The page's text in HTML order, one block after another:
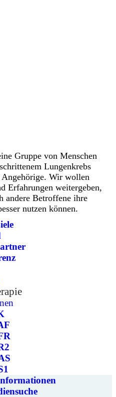
Gruppe von Menschen
Lungenkrebs
Angehörige. Wir wollen
Erfahrungen weitergeben,
andere Betroffene ihre
nutzen können.